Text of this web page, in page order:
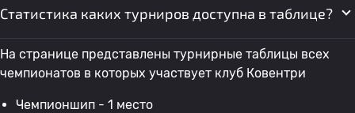
Статистика каких турниров доступна в таблице?
На странице представлены турнирные таблицы всех
чемпионатов в которых участвует клуб Ковентри
Чемпионшип - 1 место